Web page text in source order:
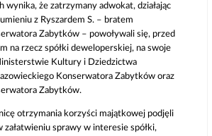
wynika, że zatrzymany adwokat, działając
z Ryszardem S. – bratem
Zabytków – powoływali się, przed
na rzecz spółki deweloperskiej, na swoje
Kultury i Dziedzictwa
Konserwatora Zabytków oraz
Zabytków.
otrzymania korzyści majątkowej podjęli
załatwieniu sprawy w interesie spółki,